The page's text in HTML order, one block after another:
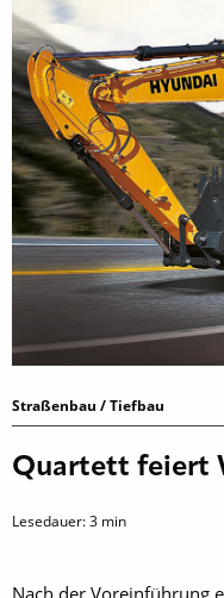
Straßenbau / Tiefbau
Quartett feiert
Lesedauer:3 min
Nach der Voreinführung